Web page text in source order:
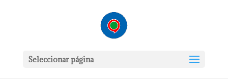
Seleccionar página